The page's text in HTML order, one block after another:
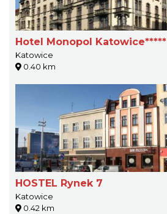
Hotel Monopol Katowice*****
Katowice
0.40 km
HOSTEL Rynek 7
Katowice
0.42 km